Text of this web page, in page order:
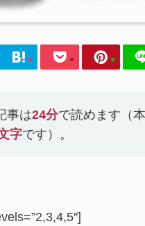
事は24分で読めます（
字です）。